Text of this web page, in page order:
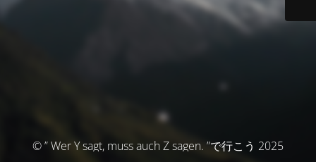
© ” Wer Y sagt, muss auch Z sagen. ”で行こう 2025